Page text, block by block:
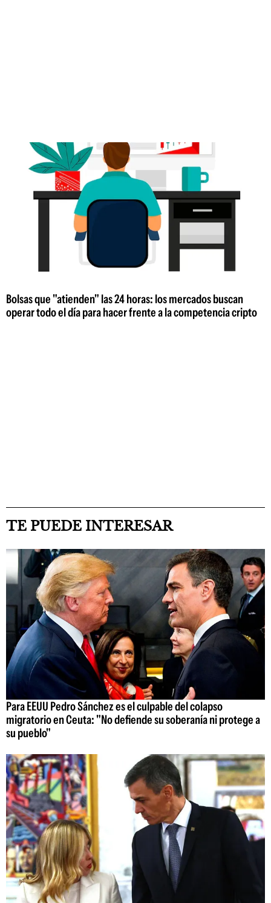
Bolsas que "atienden" las 24 horas: los mercados buscan
operar todo el día para hacer frente a la competencia cripto
TE PUEDE INTERESAR
Para EEUU Pedro Sánchez es el culpable del colapso
migratorio en Ceuta: "No defiende su soberanía ni protege a
su pueblo"